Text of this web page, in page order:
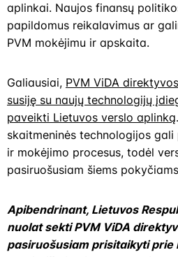
aplinkai. Naujos finansų
papildomus reikalavimus ar
PVM mokėjimu ir apskaita.
Galiausiai, PVM ViDA
susiję su naujų technologijų
paveikti Lietuvos verslo aplinką
skaitmeninės technologijos
ir mokėjimo procesus, todėl
pasiruošusiam šiems
Apibendrinant, Lietuvos
nuolat sekti PVM ViDA
pasiruošusiam prisitaikyti prie